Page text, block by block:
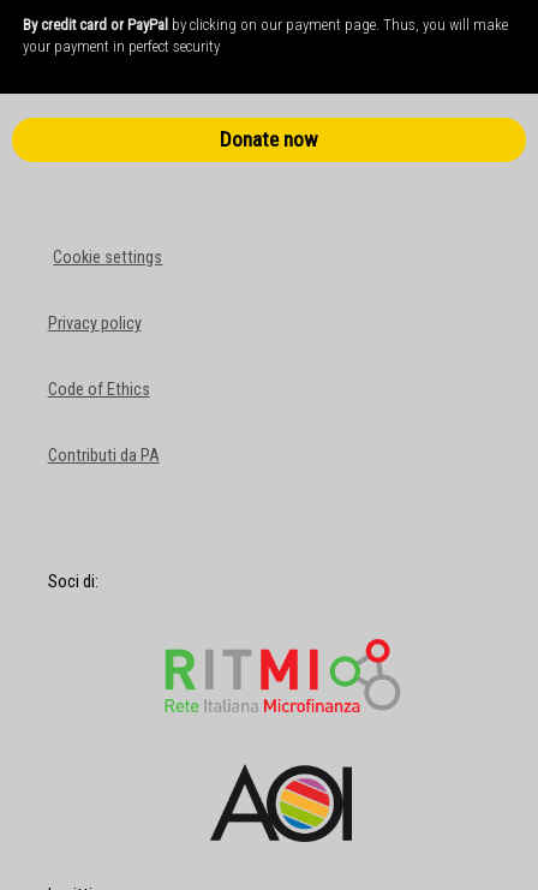
By credit card or PayPal by clicking on our payment page. Thus, you will make
your payment in perfect security
Donate now
Cookie settings
Privacy policy
Code of Ethics
Contributi da PA
Soci di: